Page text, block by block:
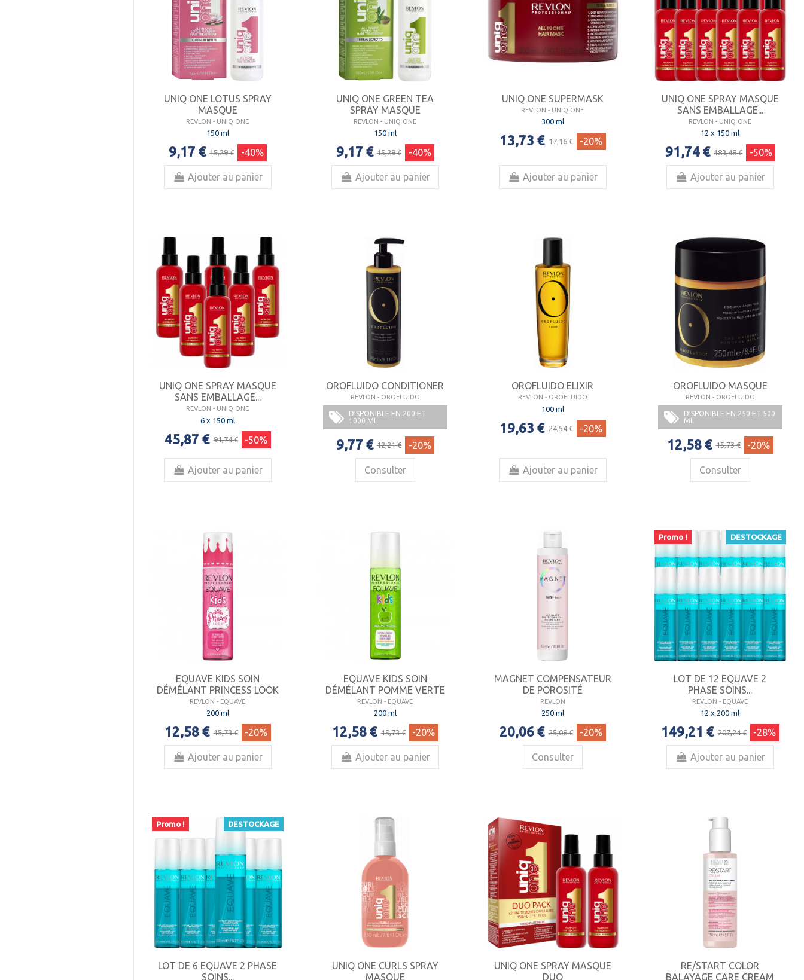
UNIQ ONE LOTUS SPRAY
MASQUE
REVLON - UNIQ ONE
150 ml
9,17 € 15,29 € -40%
Ajouter au panier
UNIQ ONE GREEN TEA
SPRAY MASQUE
REVLON - UNIQ ONE
150 ml
9,17 € 15,29 € -40%
Ajouter au panier
UNIQ ONE SUPERMASK
REVLON - UNIQ ONE
300 ml
13,73 € 17,16 € -20%
Ajouter au panier
UNIQ ONE SPRAY MASQUE
SANS EMBALLAGE...
REVLON - UNIQ ONE
12 x 150 ml
91,74 € 183,48 € -50%
Ajouter au panier
UNIQ ONE SPRAY MASQUE
SANS EMBALLAGE...
REVLON - UNIQ ONE
6 x 150 ml
45,87 € 91,74 € -50%
Ajouter au panier
OROFLUIDO CONDITIONER
REVLON - OROFLUIDO
DISPONIBLE EN 200 ET
1000 ML
9,77 € 12,21 € -20%
Consulter
OROFLUIDO ELIXIR
REVLON - OROFLUIDO
100 ml
19,63 € 24,54 € -20%
Ajouter au panier
OROFLUIDO MASQUE
REVLON - OROFLUIDO
DISPONIBLE EN 250 ET 500
ML
12,58 € 15,73 € -20%
Consulter
EQUAVE KIDS SOIN
DÉMÉLANT PRINCESS LOOK
REVLON - EQUAVE
200 ml
12,58 € 15,73 € -20%
Ajouter au panier
EQUAVE KIDS SOIN
DÉMÉLANT POMME VERTE
REVLON - EQUAVE
200 ml
12,58 € 15,73 € -20%
Ajouter au panier
MAGNET COMPENSATEUR
DE POROSITÉ
REVLON
250 ml
20,06 € 25,08 € -20%
Consulter
Promo ! DESTOCKAGE
LOT DE 12 EQUAVE 2
PHASE SOINS...
REVLON - EQUAVE
12 x 200 ml
149,21 € 207,24 € -28%
Ajouter au panier
Promo ! DESTOCKAGE
LOT DE 6 EQUAVE 2 PHASE
SOINS...
UNIQ ONE CURLS SPRAY
MASQUE
UNIQ ONE SPRAY MASQUE
DUO
RE/START COLOR
BALAYAGE CARE CREAM